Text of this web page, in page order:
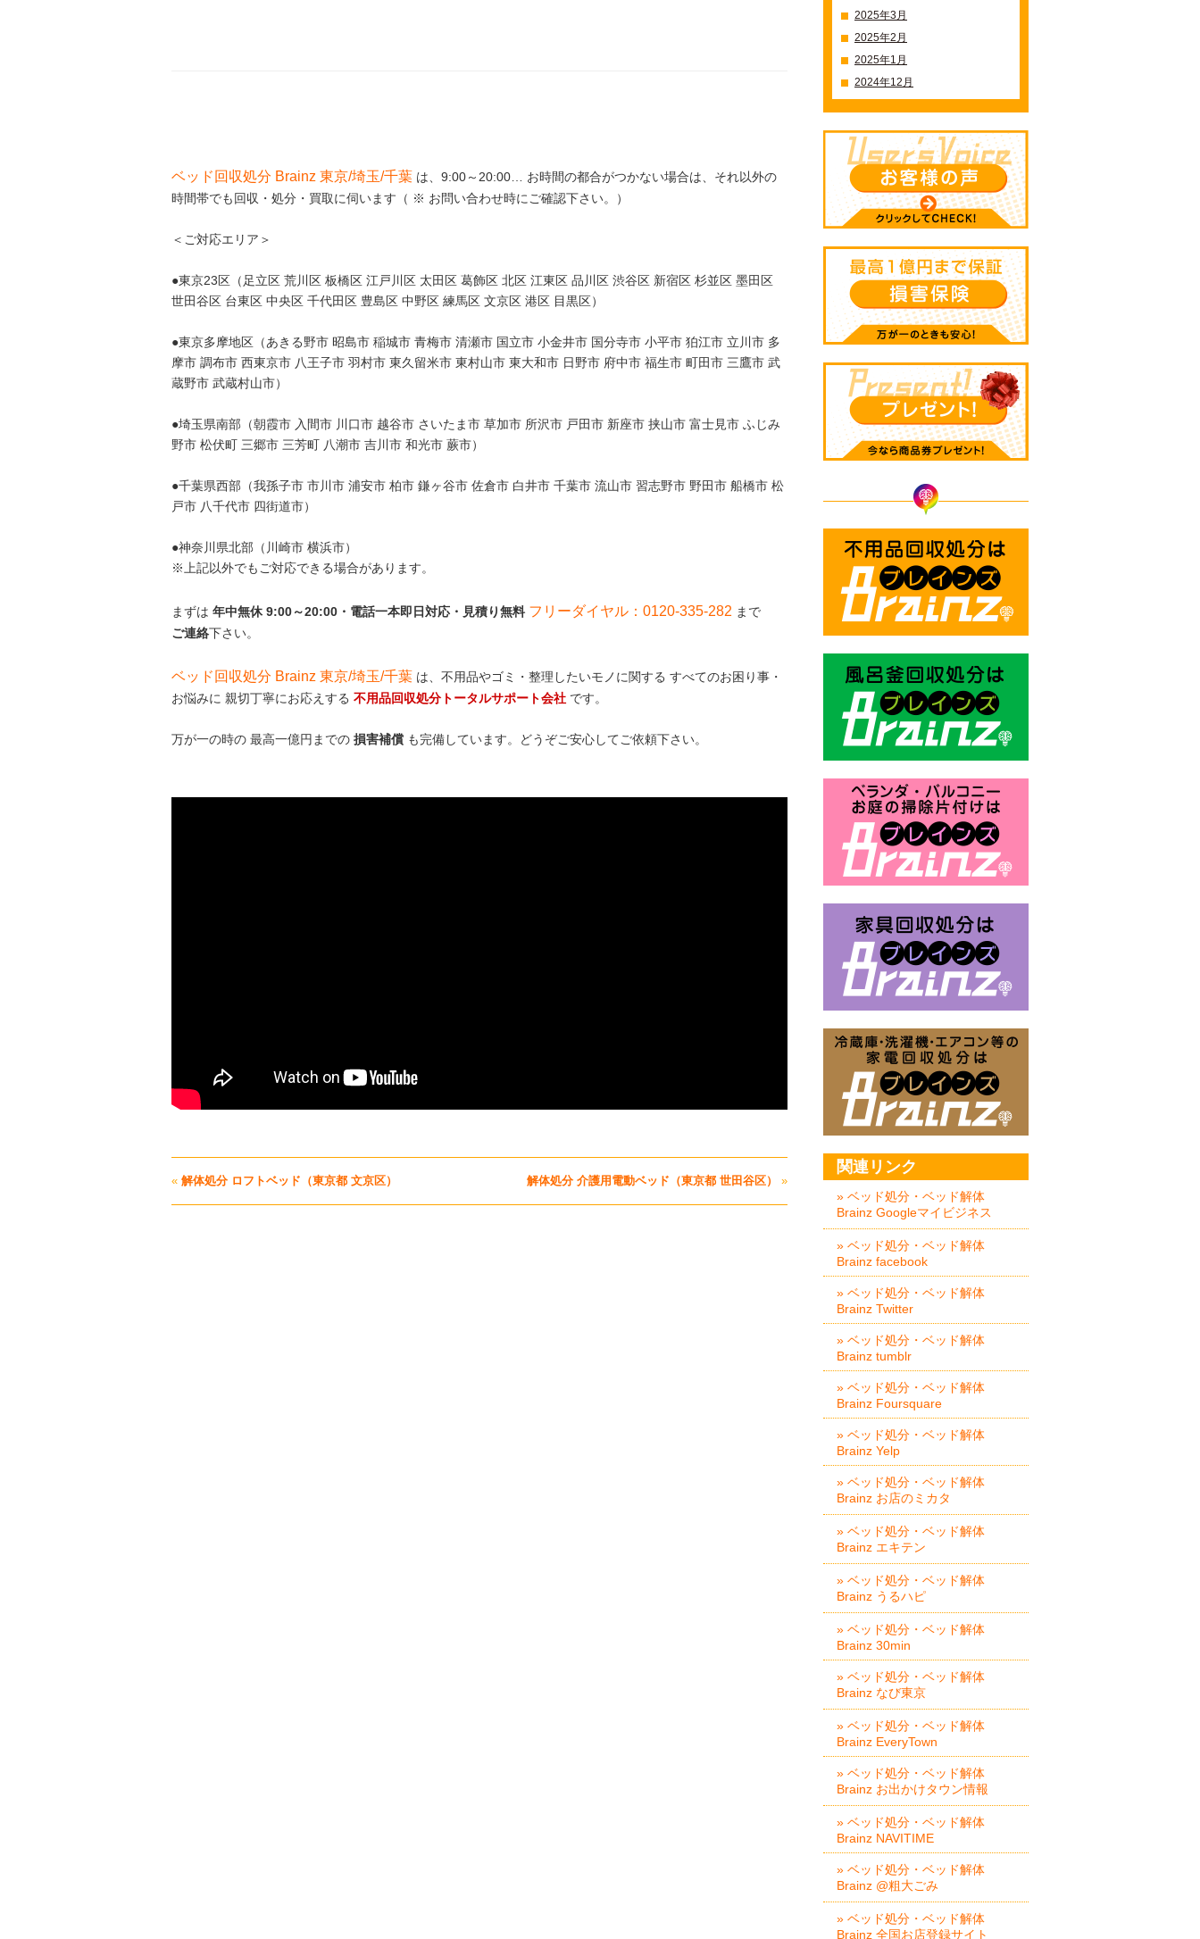
ベッド回収処分 Brainz 東京/埼玉/千葉 は、9:00～20:00… お時間の都合がつかない場合は、それ以外の
時間帯でも回収・処分・買取に伺います（ ※ お問い合わせ時にご確認下さい。）
＜ご対応エリア＞
●東京23区（足立区 荒川区 板橋区 江戸川区 太田区 葛飾区 北区 江東区 品川区 渋谷区 新宿区 杉並区 墨田区
世田谷区 台東区 中央区 千代田区 豊島区 中野区 練馬区 文京区 港区 目黒区）
●東京多摩地区（あきる野市 昭島市 稲城市 青梅市 清瀬市 国立市 小金井市 国分寺市 小平市 狛江市 立川市 多
摩市 調布市 西東京市 八王子市 羽村市 東久留米市 東村山市 東大和市 日野市 府中市 福生市 町田市 三鷹市 武
蔵野市 武蔵村山市）
●埼玉県南部（朝霞市 入間市 川口市 越谷市 さいたま市 草加市 所沢市 戸田市 新座市 挟山市 富士見市 ふじみ
野市 松伏町 三郷市 三芳町 八潮市 吉川市 和光市 蕨市）
●千葉県西部（我孫子市 市川市 浦安市 柏市 鎌ヶ谷市 佐倉市 白井市 千葉市 流山市 習志野市 野田市 船橋市 松
戸市 八千代市 四街道市）
●神奈川県北部（川崎市 横浜市）
※上記以外でもご対応できる場合があります。
まずは 年中無休 9:00～20:00・電話一本即日対応・見積り無料 フリーダイヤル：0120-335-282 まで
ご連絡下さい。
ベッド回収処分 Brainz 東京/埼玉/千葉 は、不用品やゴミ・整理したいモノに関する すべてのお困り事・
お悩みに 親切丁寧にお応えする 不用品回収処分トータルサポート会社 です。
万が一の時の 最高一億円までの 損害補償 も完備しています。どうぞご安心してご依頼下さい。
« 解体処分 ロフトベッド（東京都 文京区） 解体処分 介護用電動ベッド（東京都 世田谷区） »
2025年3月
2025年2月
2025年1月
2024年12月
関連リンク
» ベッド処分・ベッド解体
Brainz Googleマイビジネス
» ベッド処分・ベッド解体
Brainz facebook
» ベッド処分・ベッド解体
Brainz Twitter
» ベッド処分・ベッド解体
Brainz tumblr
» ベッド処分・ベッド解体
Brainz Foursquare
» ベッド処分・ベッド解体
Brainz Yelp
» ベッド処分・ベッド解体
Brainz お店のミカタ
» ベッド処分・ベッド解体
Brainz エキテン
» ベッド処分・ベッド解体
Brainz うるハピ
» ベッド処分・ベッド解体
Brainz 30min
» ベッド処分・ベッド解体
Brainz なび東京
» ベッド処分・ベッド解体
Brainz EveryTown
» ベッド処分・ベッド解体
Brainz お出かけタウン情報
» ベッド処分・ベッド解体
Brainz NAVITIME
» ベッド処分・ベッド解体
Brainz @粗大ごみ
» ベッド処分・ベッド解体
Brainz 全国お店登録サイト